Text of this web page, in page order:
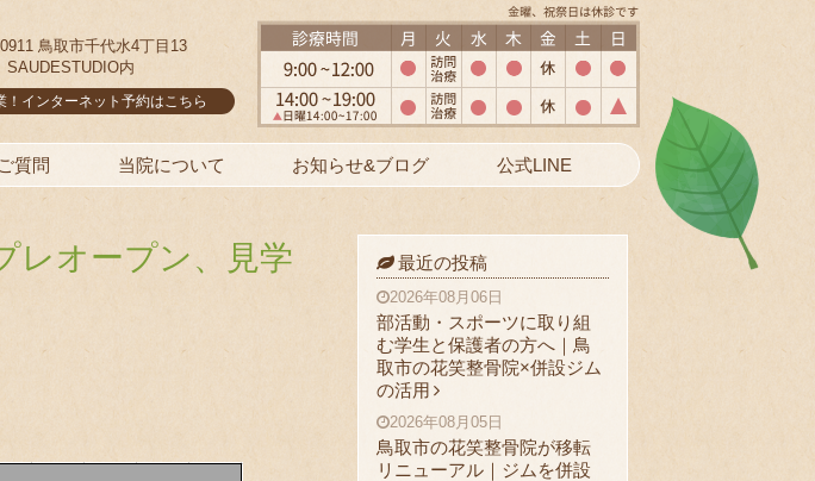
質問 当院について お知らせ&ブログ 公式LINE
鳥取市千代水4丁目13
SAUDESTUDIO内
！インターネット予約はこちら
レオープン、見学
最近の投稿
2026年08月06日
部活動・スポーツに取り組
む学生と保護者の方へ｜鳥
取市の花笑整骨院×併設ジム
の活用
2026年08月05日
鳥取市の花笑整骨院が移転
リニューアル｜ジムを併設